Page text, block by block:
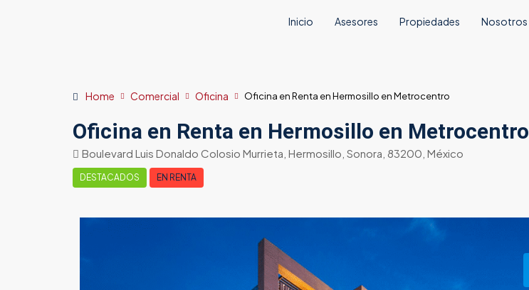
Inicio Asesores Propiedades Nosotros
Home Comercial Oficina Oficina en Renta en Hermosillo en Metrocentro
Oficina en Renta en Hermosillo en Metrocentro
Boulevard Luis Donaldo Colosio Murrieta, Hermosillo, Sonora, 83200, México
DESTACADOS EN RENTA